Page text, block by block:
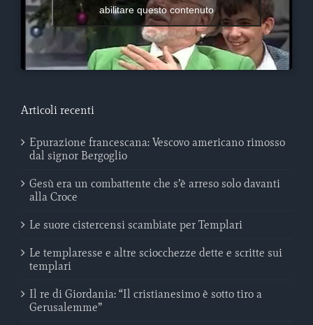
abilitare questo contenuto
Articoli recenti
Epurazione francescana: Vescovo americano rimosso
dal signor Bergoglio
Gesù era un combattente che s’è arreso solo davanti
alla Croce
Le suore cistercensi scambiate per Templari
Le templaresse e altre sciocchezze dette e scritte sui
templari
Il re di Giordania: “Il cristianesimo è sotto tiro a
Gerusalemme”